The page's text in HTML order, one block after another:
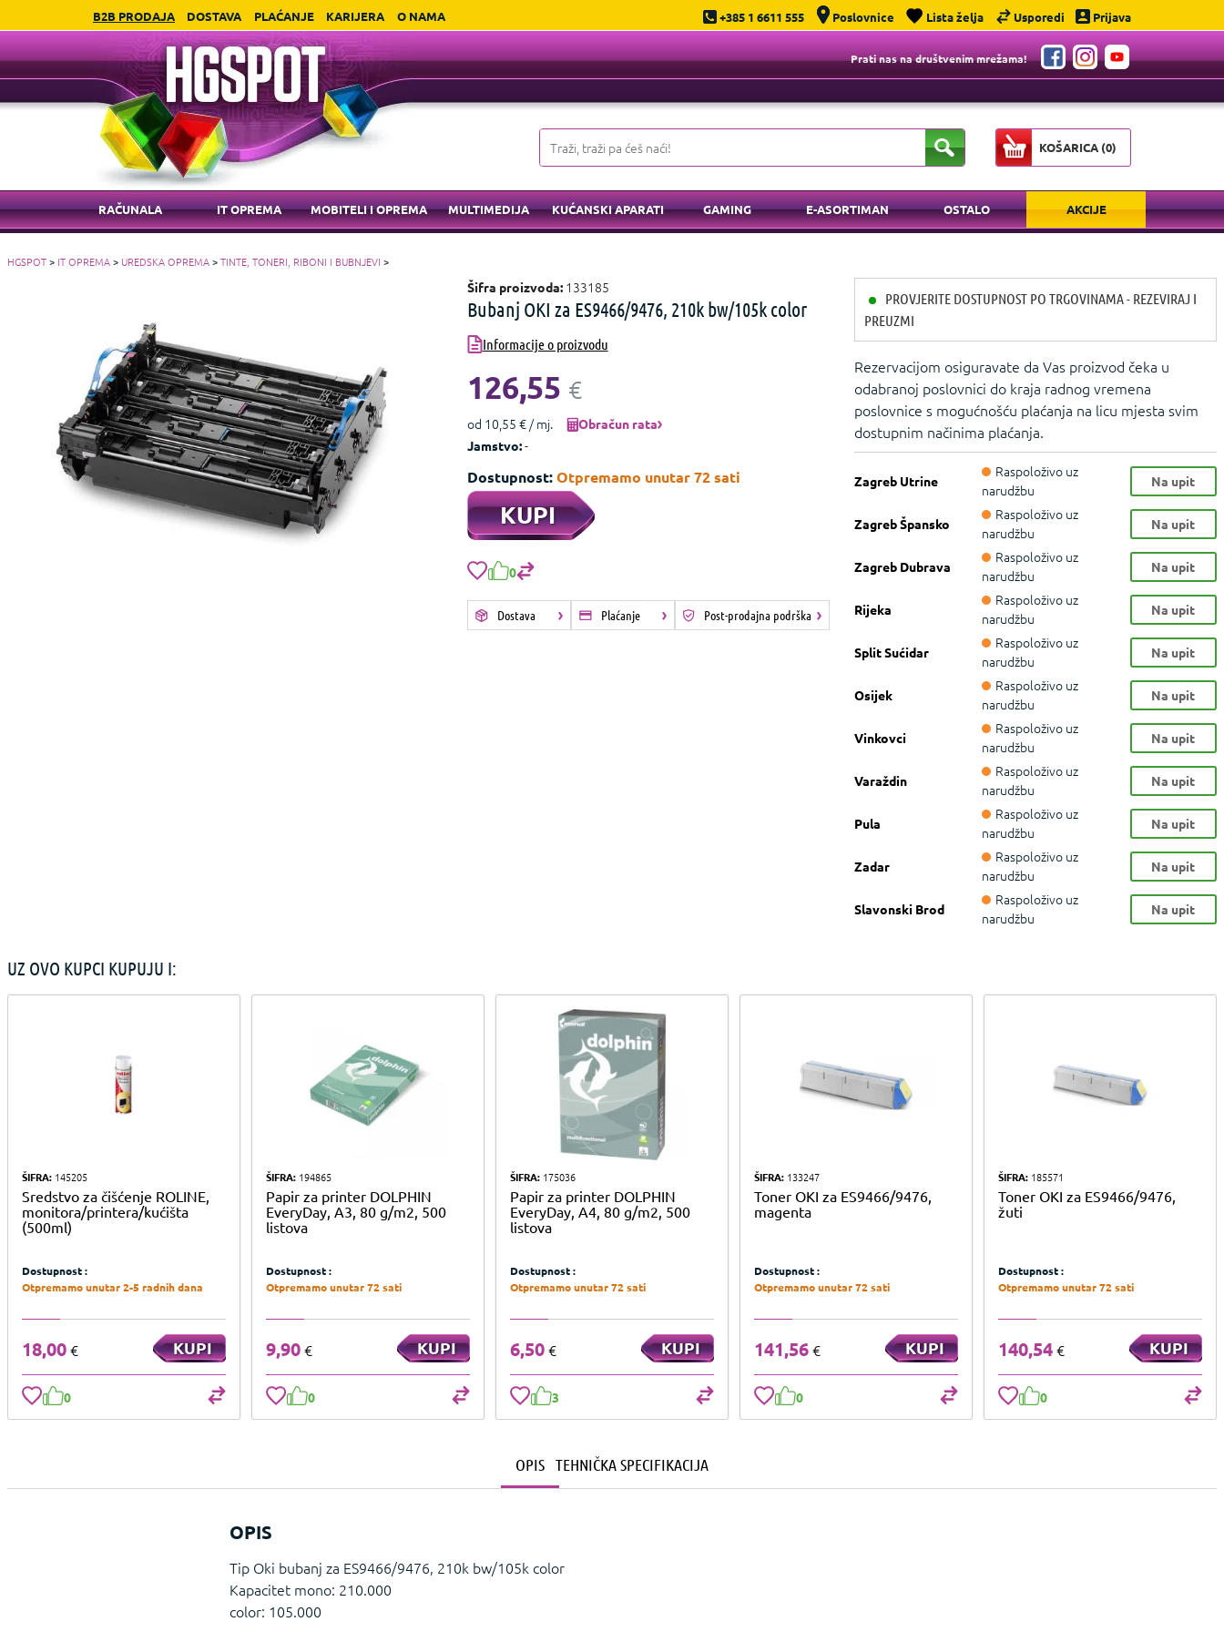
B2B PRODAJA DOSTAVA PLAĆANJE KARIJERA O NAMA +385 1 6611 555 Poslovnice Lista želja Usporedi Prijava
Prati nas na društvenim mrežama!
KOŠARICA (0)
RAČUNALA IT OPREMA MOBITELI I OPREMA MULTIMEDIJA KUĆANSKI APARATI GAMING E-ASORTIMAN OSTALO AKCIJE
HGSPOT> IT OPREMA> UREDSKA OPREMA>TINTE, TONERI, RIBONI I BUBNJEVI >
Šifra proizvoda: 133185
Bubanj OKI za ES9466/9476, 210k bw/105k color
Informacije o proizvodu
126,55 €
od 10,55 € / mj.
Obračun rata
Jamstvo:-
Dostupnost:Otpremamo unutar 72 sati
KUPI
0
Dostava Plaćanje Post-prodajna podrška
PROVJERITE DOSTUPNOST PO TRGOVINAMA - REZEVIRAJ I
PREUZMI
Rezervacijom osiguravate da Vas proizvod čeka u
odabranoj poslovnici do kraja radnog vremena
poslovnice s mogućnošću plaćanja na licu mjesta svim
dostupnim načinima plaćanja.
Zagreb Utrine
Raspoloživo uz
narudžbu
Na upit
Zagreb Špansko
Raspoloživo uz
narudžbu
Na upit
Zagreb Dubrava
Raspoloživo uz
narudžbu
Na upit
Rijeka
Raspoloživo uz
narudžbu
Na upit
Split Sućidar
Raspoloživo uz
narudžbu
Na upit
Osijek
Raspoloživo uz
narudžbu
Na upit
Vinkovci
Raspoloživo uz
narudžbu
Na upit
Varaždin
Raspoloživo uz
narudžbu
Na upit
Pula
Raspoloživo uz
narudžbu
Na upit
Zadar
Raspoloživo uz
narudžbu
Na upit
Slavonski Brod
Raspoloživo uz
narudžbu
Na upit
UZ OVO KUPCI KUPUJU I:
ŠIFRA: 145205
Sredstvo za čišćenje ROLINE,
monitora/printera/kućišta
(500ml)
Dostupnost :
Otpremamo unutar 2-5 radnih dana
18,00€ KUPI
0
ŠIFRA: 194865
Papir za printer DOLPHIN
EveryDay, A3, 80 g/m2, 500
listova
Dostupnost :
Otpremamo unutar 72 sati
9,90€ KUPI
0
ŠIFRA: 175036
Papir za printer DOLPHIN
EveryDay, A4, 80 g/m2, 500
listova
Dostupnost :
Otpremamo unutar 72 sati
6,50€ KUPI
3
ŠIFRA: 133247
Toner OKI za ES9466/9476,
magenta
Dostupnost :
Otpremamo unutar 72 sati
141,56€ KUPI
0
ŠIFRA: 185571
Toner OKI za ES9466/9476,
žuti
Dostupnost :
Otpremamo unutar 72 sati
140,54€ KUPI
0
OPIS TEHNIČKA SPECIFIKACIJA
OPIS
Tip Oki bubanj za ES9466/9476, 210k bw/105k color
Kapacitet mono: 210.000
color: 105.000